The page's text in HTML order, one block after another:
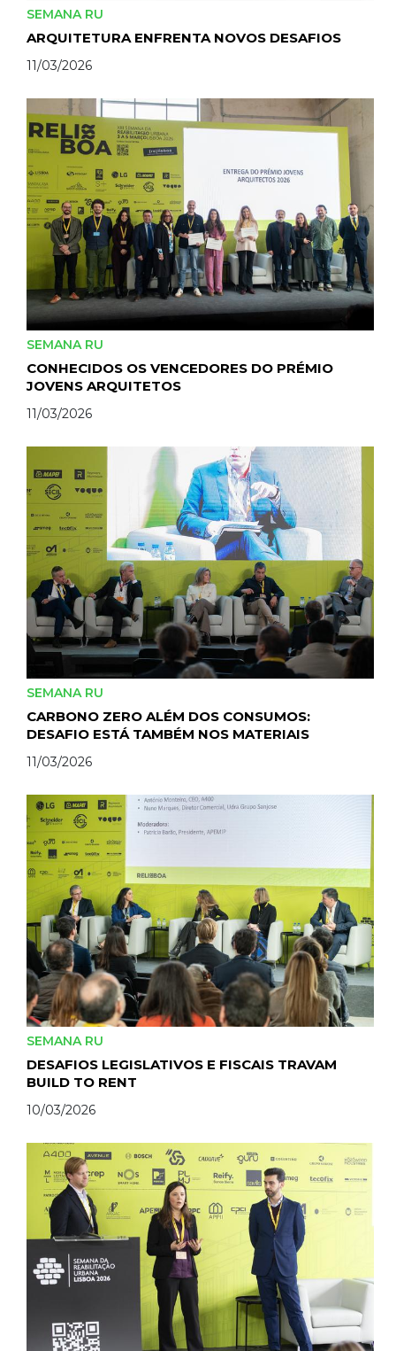
SEMANA RU
ARQUITETURA ENFRENTA NOVOS DESAFIOS
11/03/2026
SEMANA RU
CONHECIDOS OS VENCEDORES DO PRÉMIO
JOVENS ARQUITETOS
11/03/2026
SEMANA RU
CARBONO ZERO ALÉM DOS CONSUMOS:
DESAFIO ESTÁ TAMBÉM NOS MATERIAIS
11/03/2026
SEMANA RU
DESAFIOS LEGISLATIVOS E FISCAIS TRAVAM
BUILD TO RENT
10/03/2026